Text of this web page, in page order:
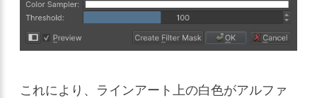
これにより、ラインアート上の白色がアルファ